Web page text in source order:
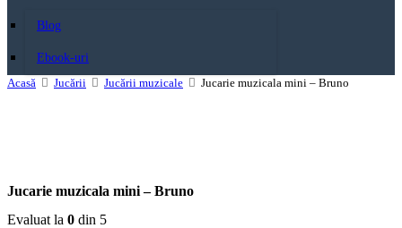
Blog
Ebook-uri
Acasă
Jucării Jucării muzicale Jucarie muzicala mini – Bruno
Jucarie muzicala mini – Bruno
Evaluat la 0 din 5